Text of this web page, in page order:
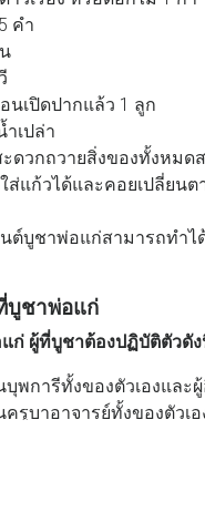
คำ
นเปิดปากแล้ว 1 ลูก
เปล่า
ดวกถวายสิ่งของทั้งหมด
ส่แก้วได้และคอยเปลี่ยนต
ต์บูชาพ่อแก่สามารถทำไ
บูชาพ่อแก่
ก่ ผู้ที่บูชาต้องปฏิบัติตัวดั
พการีทั้งของตัวเองและ
รูบาอาจารย์ทั้งของตัวเ